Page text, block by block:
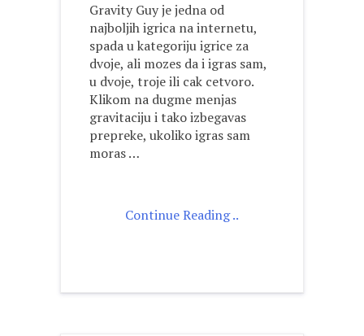
Gravity Guy je jedna od
najboljih igrica na internetu,
spada u kategoriju igrice za
dvoje, ali mozes da i igras sam,
u dvoje, troje ili cak cetvoro.
Klikom na dugme menjas
gravitaciju i tako izbegavas
prepreke, ukoliko igras sam
moras …
Continue Reading ..